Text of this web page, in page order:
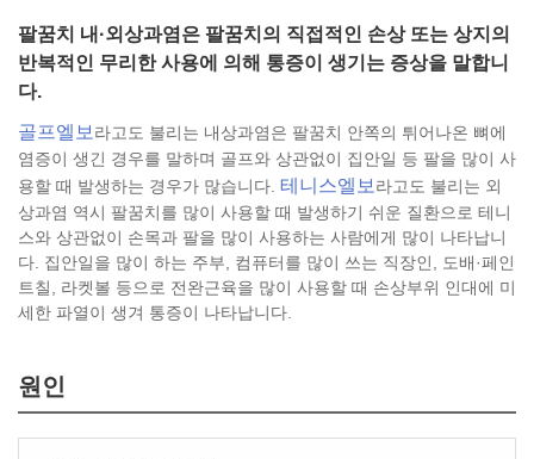
팔꿈치 내·외상과염은 팔꿈치의 직접적인 손상 또는 상지의
반복적인 무리한 사용에 의해 통증이 생기는 증상을 말합니
다.
골프엘보 라고도 불리는 내상과염은 팔꿈치 안쪽의 튀어나온 뼈에
염증이 생긴 경우를 말하며 골프와 상관없이 집안일 등 팔을 많이 사
용할 때 발생하는 경우가 많습니다. 테니스엘보 라고도 불리는 외
상과염 역시 팔꿈치를 많이 사용할 때 발생하기 쉬운 질환으로 테니
스와 상관없이 손목과 팔을 많이 사용하는 사람에게 많이 나타납니
다. 집안일을 많이 하는 주부, 컴퓨터를 많이 쓰는 직장인, 도배·페인
트칠, 라켓볼 등으로 전완근육을 많이 사용할 때 손상부위 인대에 미
세한 파열이 생겨 통증이 나타납니다.
원인